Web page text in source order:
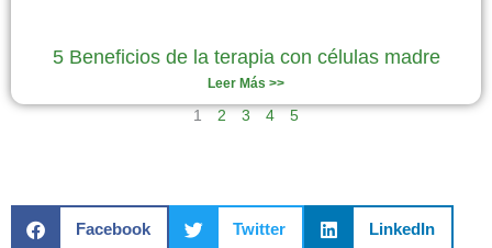
5 Beneficios de la terapia con células madre
Leer Más >>
1 2 3 4 5
Facebook Twitter LinkedIn